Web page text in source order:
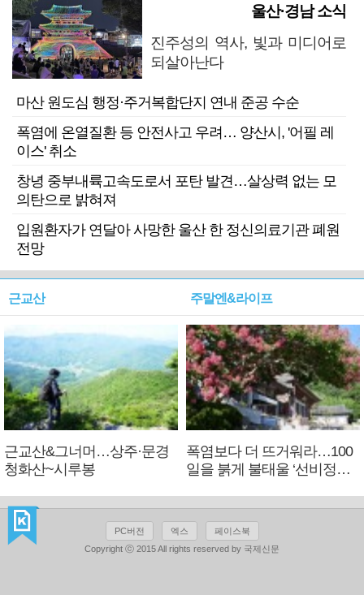
울산·경남 소식
진주성의 역사, 빛과 미디어로
되살아난다
마산 원도심 행정·주거복합단지 연내 준공 수순
폭염에 온열질환 등 안전사고 우려… 양산시, '어필 레
이스' 취소
창녕 중부내륙고속도로서 포탄 발견…살상력 없는 모
의탄으로 밝혀져
입원환자가 연달아 사망한 울산 한 정신의료기관 폐원
전망
근교산
근교산&그너머…상주·문경
청화산~시루봉
주말엔&라이프
폭염보다 더 뜨거워라…100
일을 붉게 불태울 ‘선비정신’
PC버전 엑스
페이스북
Copyright ⓒ 2015 All rights reserved by 국제신문